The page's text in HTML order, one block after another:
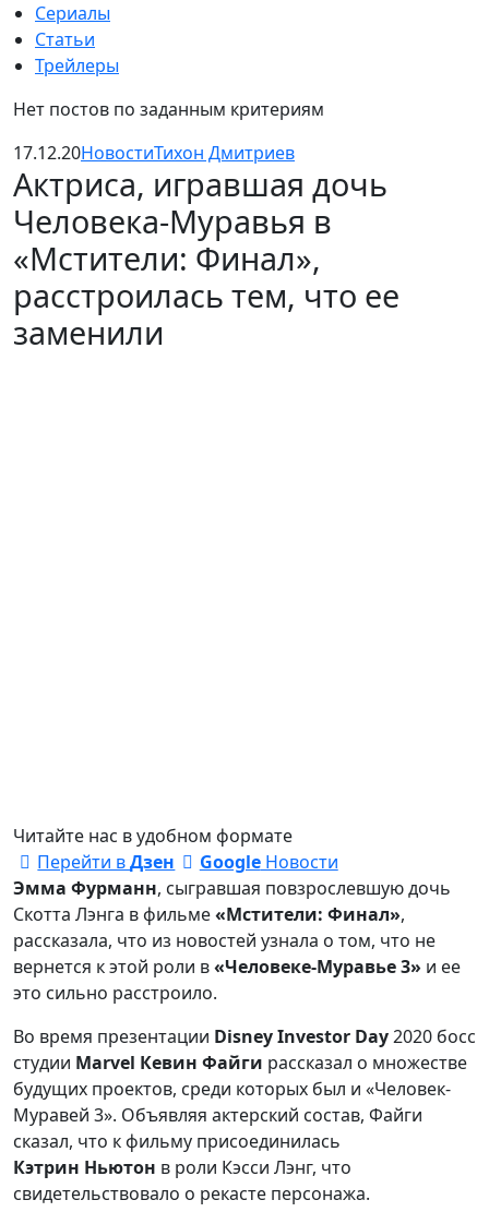
Сериалы
Статьи
Трейлеры
Нет постов по заданным критериям
17.12.20НовостиТихон Дмитриев
Актриса, игравшая дочь
Человека-Муравья в
«Мстители: Финал»,
расстроилась тем, что ее
заменили
Читайте нас в удобном формате
Перейти вДзен GoogleНовости
Эмма Фурманн, сыгравшая повзрослевшую дочь
Скотта Лэнга в фильме«Мстители: Финал»,
рассказала, что из новостей узнала о том, что не
вернется к этой роли в«Человеке-Муравье 3» и ее
это сильно расстроило.
Во время презентации Disney Investor Day2020 босс
студии Marvel Кевин Файги рассказал о множестве
будущих проектов, среди которых был и «Человек-
Муравей 3». Объявляя актерский состав, Файги
сказал, что к фильму присоединилась
Кэтрин Ньютон в роли Кэсси Лэнг, что
свидетельствовало о рекасте персонажа.